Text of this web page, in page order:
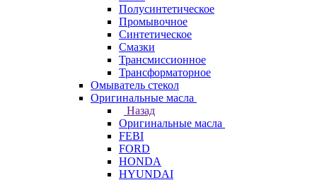
Полусинтетическое
Промывочное
Синтетическое
Смазки
Трансмиссионное
Трансформаторное
Омыватель стекол
Оригинальные масла
Назад
Оригинальные масла
FEBI
FORD
HONDA
HYUNDAI